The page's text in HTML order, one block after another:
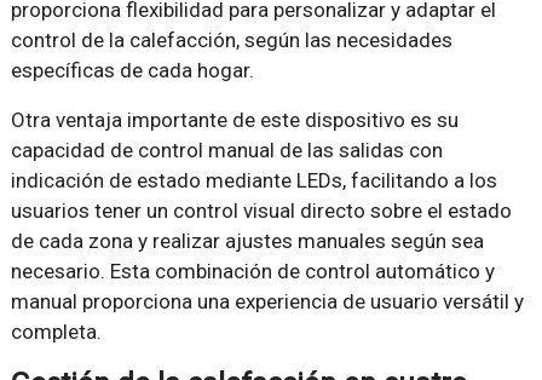
proporciona flexibilidad para personalizar y adaptar el
control de la calefacción, según las necesidades
específicas de cada hogar.
Otra ventaja importante de este dispositivo es su
capacidad de control manual de las salidas con
indicación de estado mediante LEDs, facilitando a los
usuarios tener un control visual directo sobre el estado
de cada zona y realizar ajustes manuales según sea
necesario. Esta combinación de control automático y
manual proporciona una experiencia de usuario versátil y
completa.